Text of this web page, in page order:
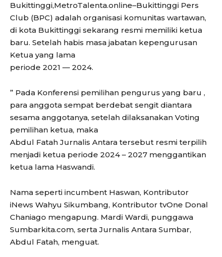
Bukittinggi,MetroTalenta.online–Bukittinggi Pers
Club (BPC) adalah organisasi komunitas wartawan,
di kota Bukittinggi sekarang resmi memiliki ketua
baru. Setelah habis masa jabatan kepengurusan
Ketua yang lama
periode 2021 — 2024.
” Pada Konferensi pemilihan pengurus yang baru ,
para anggota sempat berdebat sengit diantara
sesama anggotanya, setelah dilaksanakan Voting
pemilihan ketua, maka
Abdul Fatah Jurnalis Antara tersebut resmi terpilih
menjadi ketua periode 2024 – 2027 menggantikan
ketua lama Haswandi.
Nama seperti incumbent Haswan, Kontributor
iNews Wahyu Sikumbang, Kontributor tvOne Donal
Chaniago mengapung. Mardi Wardi, punggawa
Sumbarkita.com, serta Jurnalis Antara Sumbar,
Abdul Fatah, menguat.